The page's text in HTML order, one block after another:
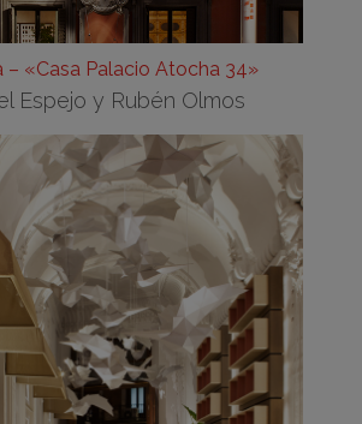
– «Casa Palacio Atocha 34»
Espejo y Rubén Olmos